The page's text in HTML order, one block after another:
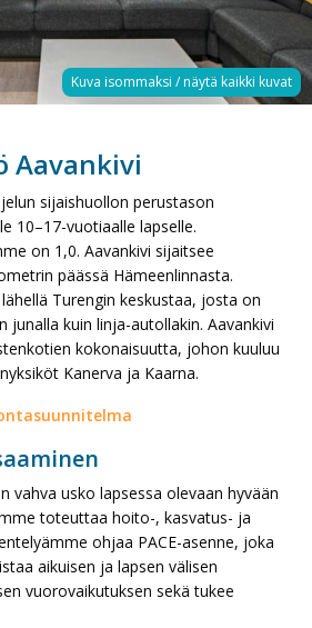
Aavankivi
sijaishuollon perustason
10–17-vuotiaalle lapselle.
on 1,0. Aavankivi sijaitsee
päässä Hämeenlinnasta.
Turengin keskustaa, josta on
junalla kuin linja-autollakin. Aavankivi
kokonaisuutta, johon kuuluu
Kanerva ja Kaarna.
vahva usko lapsessa olevaan hyvään
toteuttaa hoito-, kasvatus- ja
ohjaa PACE-asenne, joka
aikuisen ja lapsen välisen
vuorovaikutuksen sekä tukee